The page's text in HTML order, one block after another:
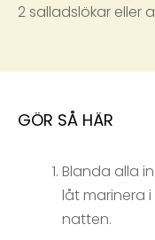
2 salladslökar eller
GÖR SÅ HÄR
Blanda alla
låt marinera
natten.